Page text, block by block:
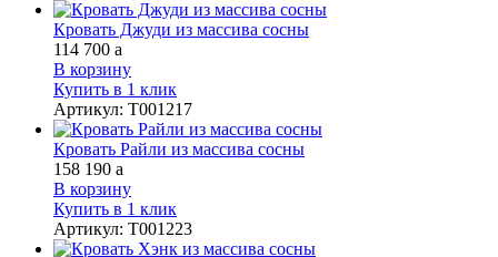
Кровать Джуди из массива сосны
114 700 a
В корзину
Купить в 1 клик
Артикул: Т001217
Кровать Райли из массива сосны
158 190 a
В корзину
Купить в 1 клик
Артикул: Т001223